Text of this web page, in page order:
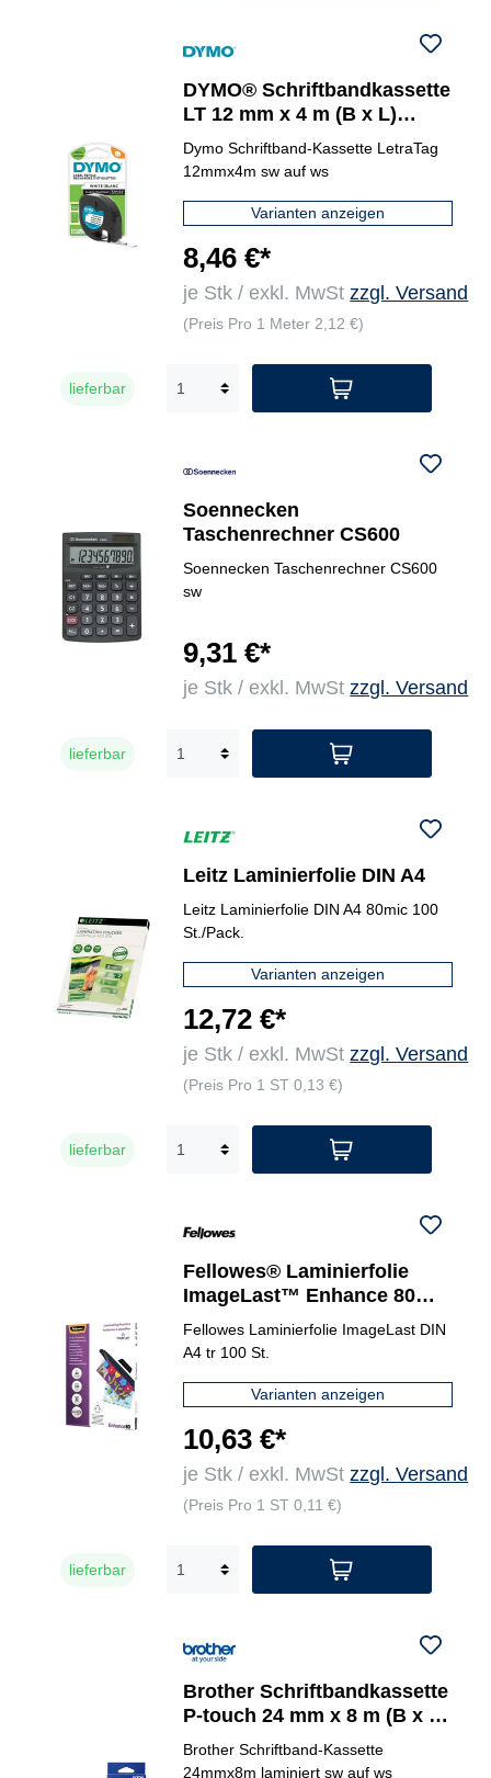
DYMO® Schriftbandkassette
LT 12 mm x 4 m (B x L)
Kunststoff, 100 % recycelt
weiß
Dymo Schriftband-Kassette LetraTag
12mmx4m sw auf ws
Varianten anzeigen
8,46 €*
je Stk / exkl. MwStzzgl. Versand
(Preis Pro 1 Meter 2,12 €)
lieferbar
Soennecken
Taschenrechner CS600
Soennecken Taschenrechner CS600
sw
9,31 €*
je Stk / exkl. MwStzzgl. Versand
lieferbar
Leitz Laminierfolie DIN A4
Leitz Laminierfolie DIN A4 80mic 100
St./Pack.
Varianten anzeigen
12,72 €*
je Stk / exkl. MwStzzgl. Versand
(Preis Pro 1 ST 0,13 €)
lieferbar
Fellowes® Laminierfolie
ImageLast™ Enhance 80
216 x 303 mm (B x H) DIN A4
Fellowes Laminierfolie ImageLast DIN
A4 tr 100 St.
Varianten anzeigen
10,63 €*
je Stk / exkl. MwStzzgl. Versand
(Preis Pro 1 ST 0,11 €)
lieferbar
Brother Schriftbandkassette
P-touch 24 mm x 8 m (B x L)
TZe-251
Brother Schriftband-Kassette
24mmx8m laminiert sw auf ws